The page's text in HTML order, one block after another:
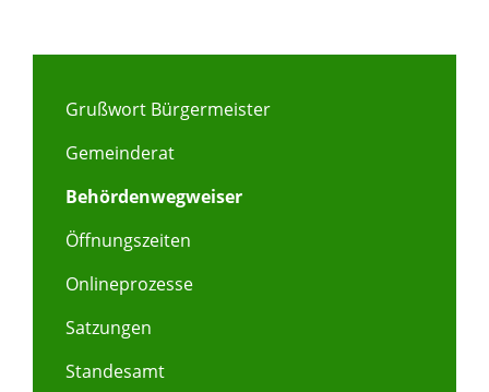
Grußwort Bürgermeister
Gemeinderat
Behördenwegweiser
Öffnungszeiten
Onlineprozesse
Satzungen
Standesamt